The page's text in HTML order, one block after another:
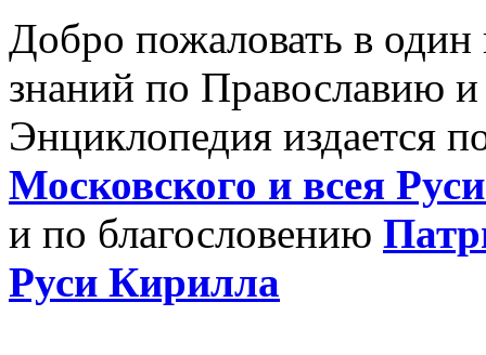
Добро пожаловать в
знаний по Православию
Энциклопедия издается
Московского и всея
и по благословению
Руси Кирилла